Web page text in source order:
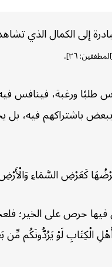
إلى الكمال الذي
٢٦]
.
طلبًا ورغبة، فينافس
باشتراكهم فيه،
كَعَرْضِ السَّمَاءِ
على الخير؛
الْكِتَابِ لَوْ يَرُدُّونَكُم